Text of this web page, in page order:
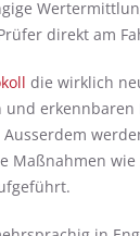
direkt am
die wirklich
erkennbaren
Maßnahmen wie